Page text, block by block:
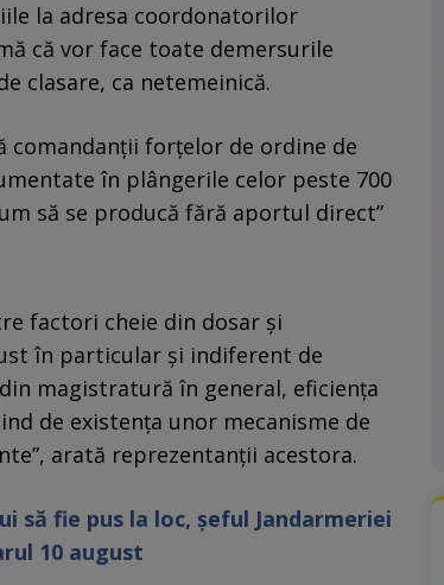
la adresa coordonatorilor
că vor face toate demersurile
clasare, ca netemeinică.
comandanţii forţelor de ordine de
în plângerile celor peste 700
să se producă fără aportul direct”
factori cheie din dosar şi
în particular şi indiferent de
magistratură în general, eficienţa
de existenţa unor mecanisme de
arată reprezentanţii acestora.
să fie pus la loc, șeful Jandarmeriei
10 august